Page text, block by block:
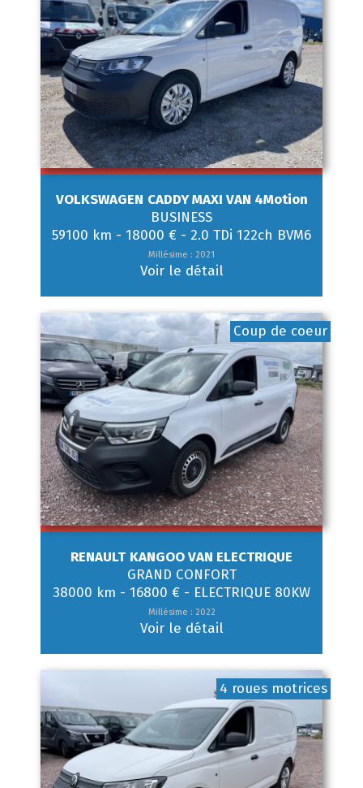
VOLKSWAGEN CADDY MAXI VAN 4Motion
BUSINESS
59100 km - 18000 € - 2.0 TDi 122ch BVM6
Millésime : 2021
Voir le détail
Coup de coeur
RENAULT KANGOO VAN ELECTRIQUE
GRAND CONFORT
38000 km - 16800 € - ELECTRIQUE 80KW
Millésime : 2022
Voir le détail
4 roues motrices